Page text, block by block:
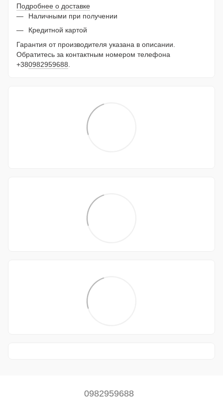
Подробнее о доставке
Наличными при получении
Кредитной картой
Гарантия от производителя указана в описании.
Обратитесь за контактным номером телефона
+380982959688
0982959688